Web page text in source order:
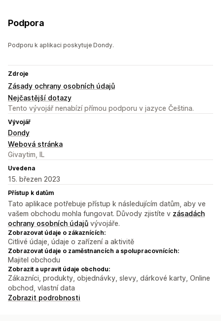
Podpora
Podporu k aplikaci poskytuje Dondy.
Zdroje
Zásady ochrany osobních údajů
Nejčastější dotazy
Tento vývojář nenabízí přímou podporu v jazyce Čeština.
Vývojář
Dondy
Webová stránka
Givaytim, IL
Uvedena
15. březen 2023
Přístup k datům
Tato aplikace potřebuje přístup k následujícím datům, aby ve
vašem obchodu mohla fungovat. Důvody zjistíte v zásadách
ochrany osobních údajů vývojáře.
Zobrazovat údaje o zákaznících:
Citlivé údaje, údaje o zařízení a aktivitě
Zobrazovat údaje o zaměstnancích a spolupracovnících:
Majitel obchodu
Zobrazit a upravit údaje obchodu:
Zákazníci, produkty, objednávky, slevy, dárkové karty, Online
obchod, vlastní data
Zobrazit podrobnosti